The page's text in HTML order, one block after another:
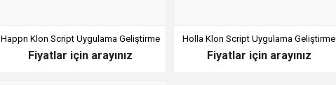
Happn Klon Script Uygulama Geliştirme
Fiyatlar için arayınız
Holla Klon Script Uygulama Geliştirme
Fiyatlar için arayınız